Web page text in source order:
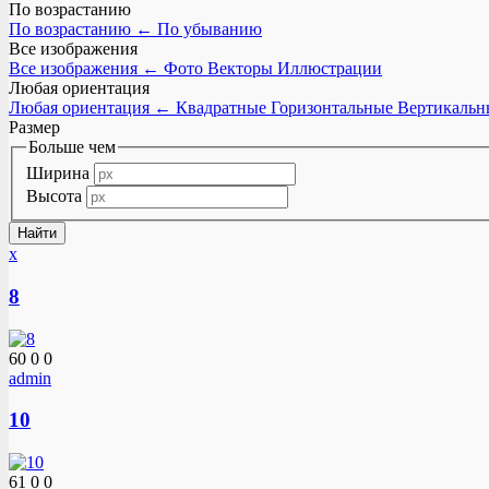
По возрастанию
По возрастанию ← По убыванию
Все изображения
Все изображения ← Фото Векторы Иллюстрации
Любая ориентация
Любая ориентация ← Квадратные Горизонтальные
Размер
Больше чем
Ширина
Высота
x
8
60 0 0
admin
10
61 0 0